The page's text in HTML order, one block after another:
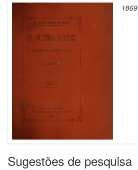
1869
Sugestões de pesquisa